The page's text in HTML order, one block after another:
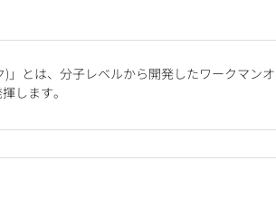
)」とは、分子レベルから開発したワークマン
します。